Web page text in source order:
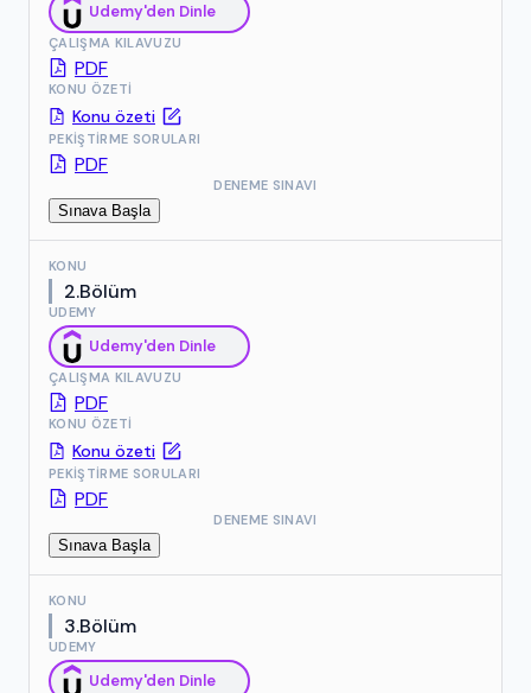
Udemy'den Dinle
ÇALIŞMA KILAVUZU
PDF
KONU ÖZETI
Konu özeti
PEKIŞTIRME SORULARI
PDF
DENEME SINAVI
Sınava Başla
KONU
2.Bölüm
UDEMY
Udemy'den Dinle
ÇALIŞMA KILAVUZU
PDF
KONU ÖZETI
Konu özeti
PEKIŞTIRME SORULARI
PDF
DENEME SINAVI
Sınava Başla
KONU
3.Bölüm
UDEMY
Udemy'den Dinle